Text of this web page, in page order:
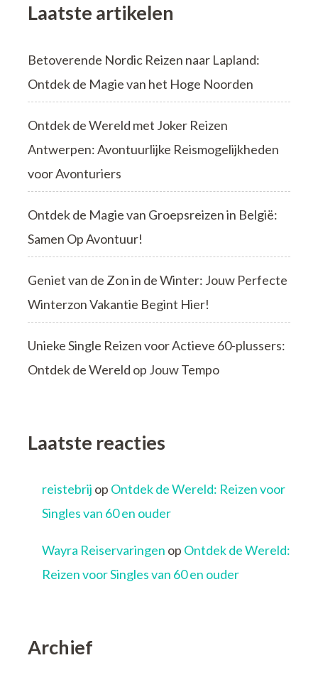
Laatste artikelen
Betoverende Nordic Reizen naar Lapland:
Ontdek de Magie van het Hoge Noorden
Ontdek de Wereld met Joker Reizen
Antwerpen: Avontuurlijke Reismogelijkheden
voor Avonturiers
Ontdek de Magie van Groepsreizen in België:
Samen Op Avontuur!
Geniet van de Zon in de Winter: Jouw Perfecte
Winterzon Vakantie Begint Hier!
Unieke Single Reizen voor Actieve 60-plussers:
Ontdek de Wereld op Jouw Tempo
Laatste reacties
reistebrij op Ontdek de Wereld: Reizen voor
Singles van 60 en ouder
Wayra Reiservaringen op Ontdek de Wereld:
Reizen voor Singles van 60 en ouder
Archief